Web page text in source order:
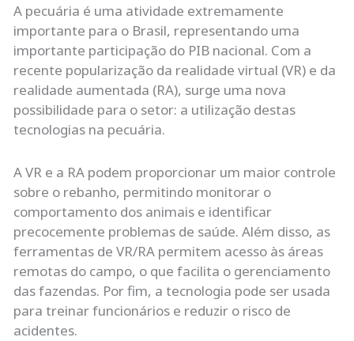
A pecuária é uma atividade extremamente
importante para o Brasil, representando uma
importante participação do PIB nacional. Com a
recente popularização da realidade virtual (VR) e da
realidade aumentada (RA), surge uma nova
possibilidade para o setor: a utilização destas
tecnologias na pecuária.
A VR e a RA podem proporcionar um maior controle
sobre o rebanho, permitindo monitorar o
comportamento dos animais e identificar
precocemente problemas de saúde. Além disso, as
ferramentas de VR/RA permitem acesso às áreas
remotas do campo, o que facilita o gerenciamento
das fazendas. Por fim, a tecnologia pode ser usada
para treinar funcionários e reduzir o risco de
acidentes.